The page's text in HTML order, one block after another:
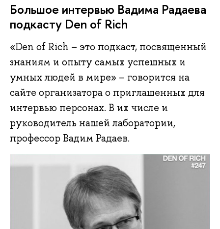
Большое интервью Вадима Радаева
подкасту Den of Rich
«Den of Rich – это подкаст, посвященный
знаниям и опыту самых успешных и
умных людей в мире» – говорится на
сайте организатора о приглашенных для
интервью персонах. В их числе и
руководитель нашей лаборатории,
профессор Вадим Радаев.